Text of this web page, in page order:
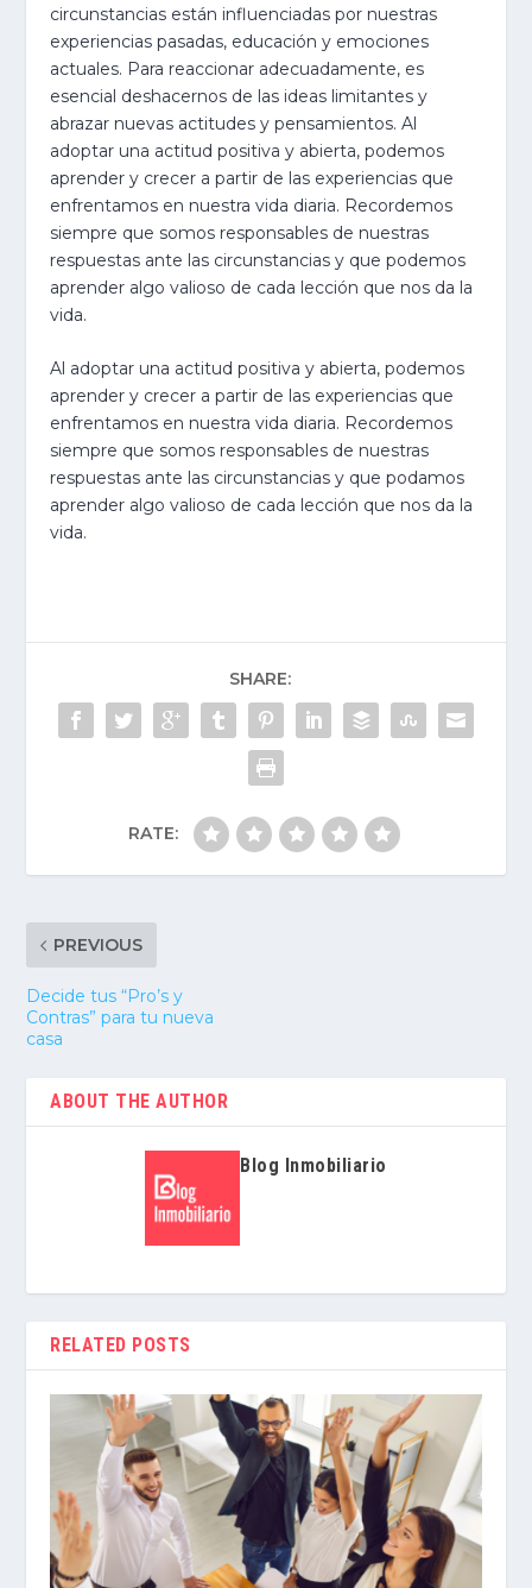
circunstancias están influenciadas por nuestras
experiencias pasadas, educación y emociones
actuales. Para reaccionar adecuadamente, es
esencial deshacernos de las ideas limitantes y
abrazar nuevas actitudes y pensamientos. Al
adoptar una actitud positiva y abierta, podemos
aprender y crecer a partir de las experiencias que
enfrentamos en nuestra vida diaria. Recordemos
siempre que somos responsables de nuestras
respuestas ante las circunstancias y que podemos
aprender algo valioso de cada lección que nos da la
vida.
Al adoptar una actitud positiva y abierta, podemos
aprender y crecer a partir de las experiencias que
enfrentamos en nuestra vida diaria. Recordemos
siempre que somos responsables de nuestras
respuestas ante las circunstancias y que podamos
aprender algo valioso de cada lección que nos da la
vida.
SHARE:
RATE:
PREVIOUS
Decide tus “Pro’s y
Contras” para tu nueva
casa
ABOUT THE AUTHOR
Blog Inmobiliario
RELATED POSTS